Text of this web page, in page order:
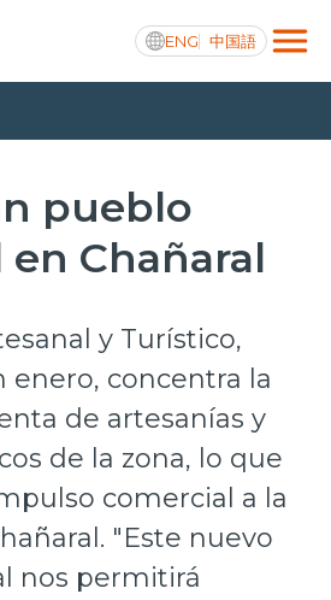
ENG 中国語
pueblo
Chañaral
y Turístico,
enero, concentra la
de artesanías y
de la zona, lo que
comercial a la
"Este nuevo
nos permitirá